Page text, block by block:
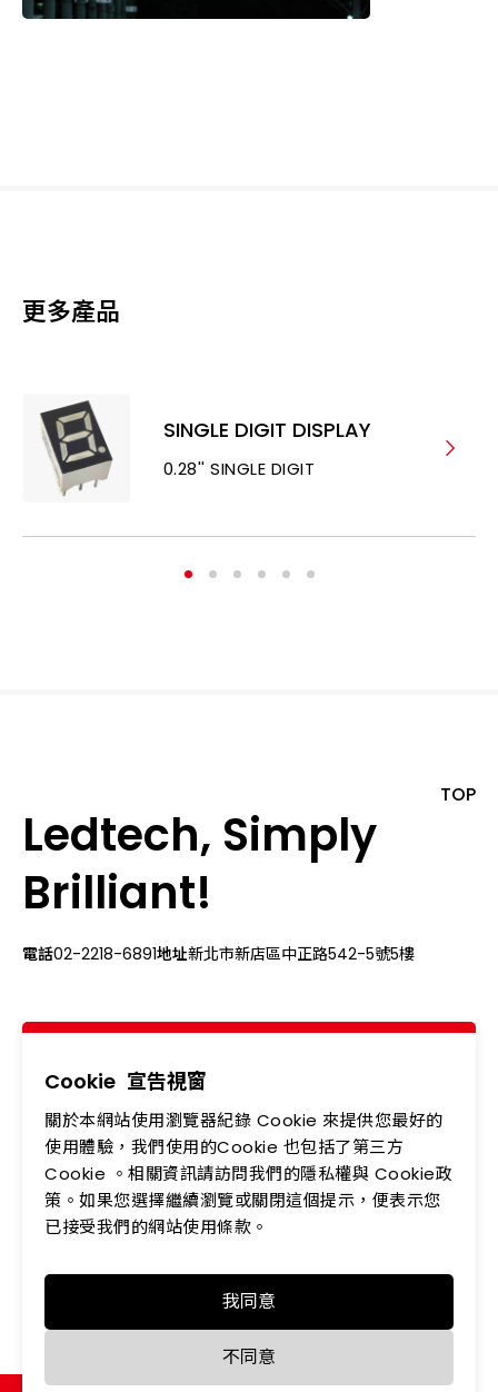
更多產品
SINGLE DIGIT DISPLAY
0.28'' SINGLE DIGIT
Ledtech, Simply
Brilliant!
電話02-2218-6891地址新北市新店區中正路542-5號5樓
TOP
關於我們
最新消息
產品專區
投資人專區
企業永續
會員中心
聯絡我們
人力資源
隱私權政策
Copyright © LEDTECH. All rights reserved. Designed by
Cookie 宣告視窗
關於本網站使用瀏覽器紀錄 Cookie 來提供您最好的
使用體驗，我們使用的Cookie 也包括了第三方
Cookie 。相關資訊請訪問我們的隱私權與 Cookie政
策。如果您選擇繼續瀏覽或關閉這個提示，便表示您
已接受我們的網站使用條款。
我同意
不同意